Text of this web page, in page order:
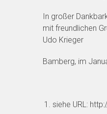
In großer
mit freundlichen
Udo Krieger
Bamberg, im
siehe URL: